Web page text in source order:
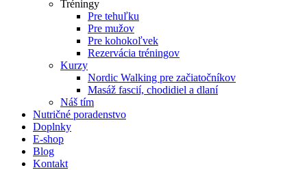
Tréningy
Pre tehuľku
Pre mužov
Pre kohokoľvek
Rezervácia tréningov
Kurzy
Nordic Walking pre začiatočníkov
Masáž fascií, chodidiel a dlaní
Náš tím
Nutričné poradenstvo
Doplnky
E-shop
Blog
Kontakt